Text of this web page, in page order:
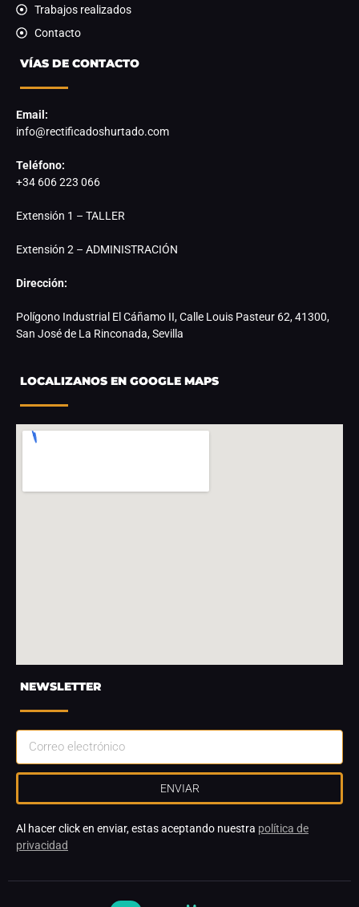
Trabajos realizados
Contacto
VÍAS DE CONTACTO
Email:
info@rectificadoshurtado.com
Teléfono:
+34 606 223 066
Extensión 1 – TALLER
Extensión 2 – ADMINISTRACIÓN
Dirección:
Polígono Industrial El Cáñamo II, Calle Louis Pasteur 62, 41300,
San José de La Rinconada, Sevilla
LOCALIZANOS EN GOOGLE MAPS
NEWSLETTER
ENVIAR
Al hacer click en enviar, estas aceptando nuestra política de
privacidad